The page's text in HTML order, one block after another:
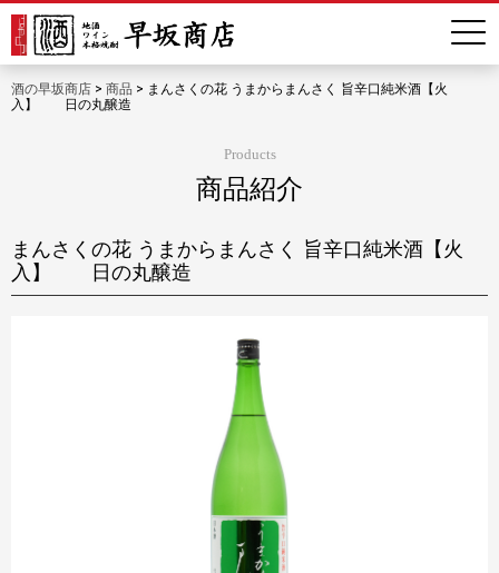
酒の早坂商店 > 商品 > まんさくの花 うまからまんさく 旨辛口純米酒【火
入】 日の丸醸造
Products
商品紹介
まんさくの花 うまからまんさく 旨辛口純米酒【火
入】 日の丸醸造